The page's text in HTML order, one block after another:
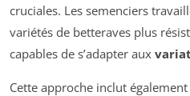
cruciales. Les semenciers
variétés de betteraves plus
capables de s’adapter aux
Cette approche inclut